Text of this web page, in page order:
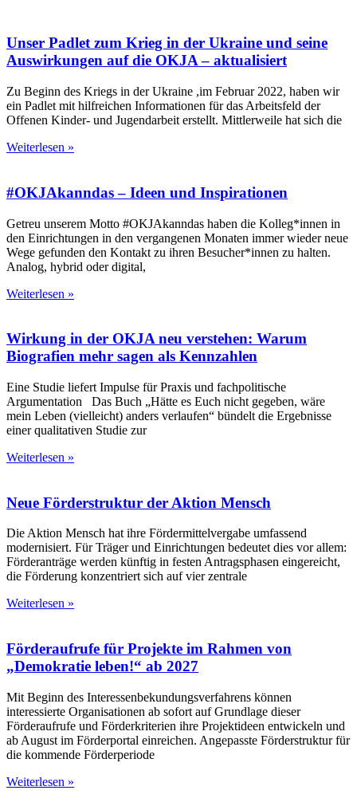
Unser Padlet zum Krieg in der Ukraine und seine
Auswirkungen auf die OKJA – aktualisiert
Zu Beginn des Kriegs in der Ukraine ,im Februar 2022, haben wir
ein Padlet mit hilfreichen Informationen für das Arbeitsfeld der
Offenen Kinder- und Jugendarbeit erstellt. Mittlerweile hat sich die
Weiterlesen »
#OKJAkanndas – Ideen und Inspirationen
Getreu unserem Motto #OKJAkanndas haben die Kolleg*innen in
den Einrichtungen in den vergangenen Monaten immer wieder neue
Wege gefunden den Kontakt zu ihren Besucher*innen zu halten.
Analog, hybrid oder digital,
Weiterlesen »
Wirkung in der OKJA neu verstehen: Warum
Biografien mehr sagen als Kennzahlen
Eine Studie liefert Impulse für Praxis und fachpolitische
Argumentation Das Buch „Hätte es Euch nicht gegeben, wäre
mein Leben (vielleicht) anders verlaufen“ bündelt die Ergebnisse
einer qualitativen Studie zur
Weiterlesen »
Neue Förderstruktur der Aktion Mensch
Die Aktion Mensch hat ihre Fördermittelvergabe umfassend
modernisiert. Für Träger und Einrichtungen bedeutet dies vor allem:
Förderanträge werden künftig in festen Antragsphasen eingereicht,
die Förderung konzentriert sich auf vier zentrale
Weiterlesen »
Förderaufrufe für Projekte im Rahmen von
„Demokratie leben!“ ab 2027
Mit Beginn des Interessenbekundungsverfahrens können
interessierte Organisationen ab sofort auf Grundlage dieser
Förderaufrufe und Förderkriterien ihre Projektideen entwickeln und
ab August im Förderportal einreichen. Angepasste Förderstruktur für
die kommende Förderperiode
Weiterlesen »